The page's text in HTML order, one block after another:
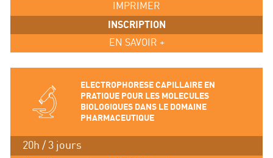
IMPRIMER
INSCRIPTION
EN SAVOIR +
ELECTROPHORESE CAPILLAIRE EN
PRATIQUE POUR LES MOLECULES
BIOLOGIQUES DANS LE DOMAINE
PHARMACEUTIQUE
20h / 3 jours